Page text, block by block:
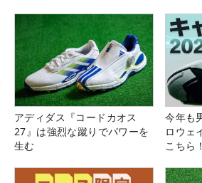
アディダス『コードカオス
27』は強烈な蹴りでパワーを
生む
今年も
ロウェ
こちら！